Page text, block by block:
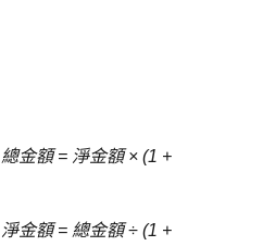
金額 = 淨金額 × (1 +
金額 = 總金額 ÷ (1 +